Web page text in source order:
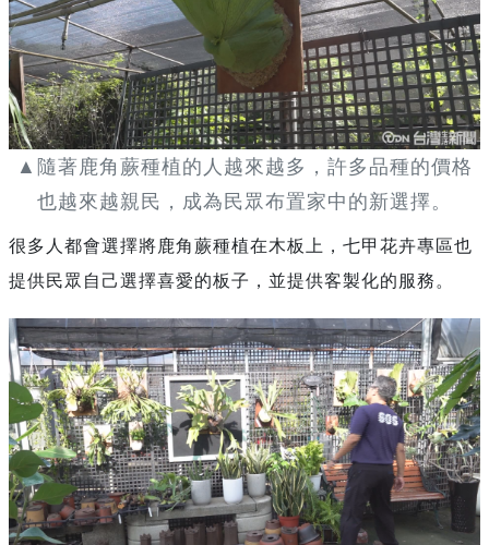
▲隨著鹿角蕨種植的人越來越多，許多品種的價格
也越來越親民，成為民眾布置家中的新選擇。
很多人都會選擇將鹿角蕨種植在木板上，七甲花卉專區也
提供民眾自己選擇喜愛的板子，並提供客製化的服務。